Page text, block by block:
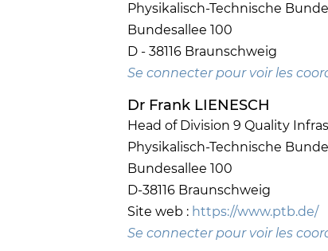
Physikalisch-Technische
Bundesallee 100
D - 38116 Braunschweig
Se connecter pour voir les
Dr Frank LIENESCH
Head of Division 9 Quality
Physikalisch-Technische
Bundesallee 100
D-38116 Braunschweig
Site web : https://www.ptb.de/
Se connecter pour voir les